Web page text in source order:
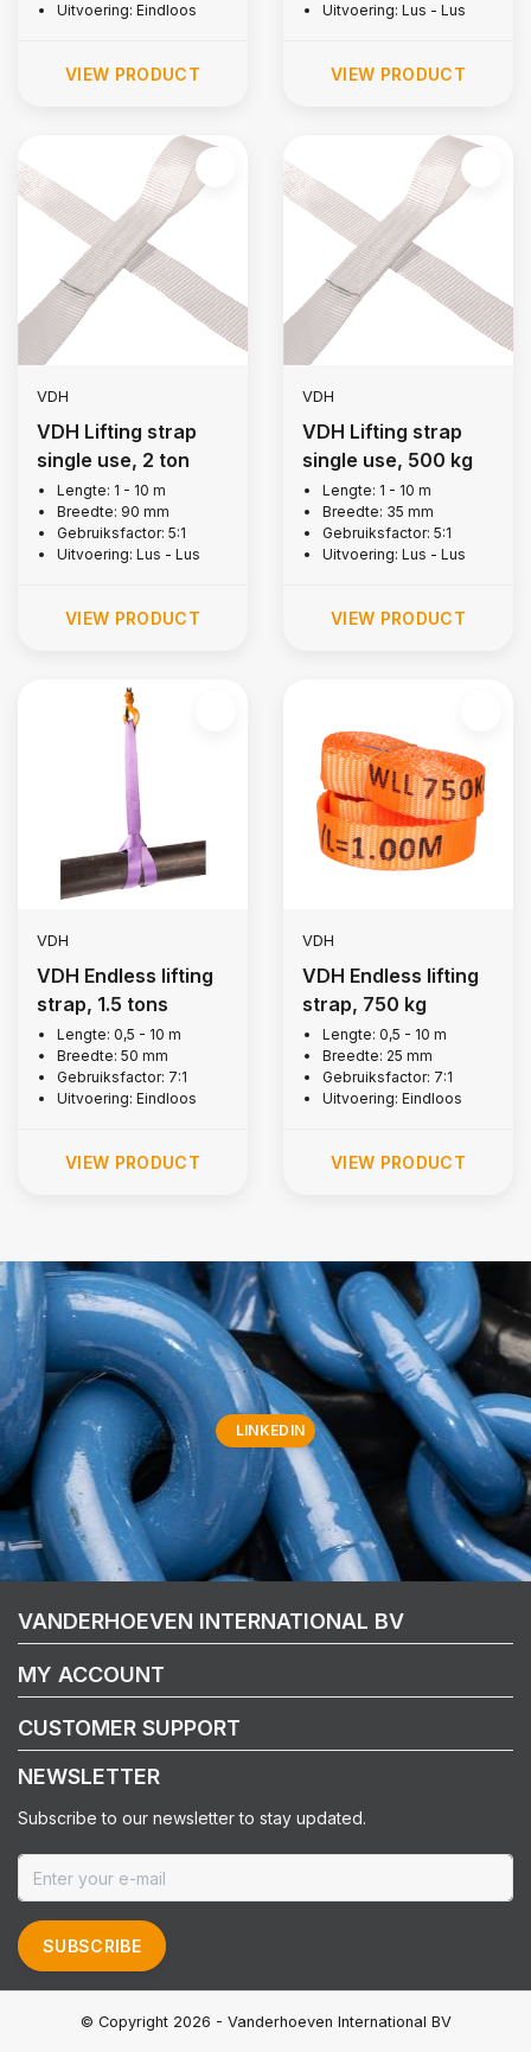
Uitvoering: Eindloos
VIEW PRODUCT
Uitvoering: Lus - Lus
VIEW PRODUCT
VDH
VDH Lifting strap
single use, 2 ton
Lengte: 1 - 10 m
Breedte: 90 mm
Gebruiksfactor: 5:1
Uitvoering: Lus - Lus
VIEW PRODUCT
VDH
VDH Lifting strap
single use, 500 kg
Lengte: 1 - 10 m
Breedte: 35 mm
Gebruiksfactor: 5:1
Uitvoering: Lus - Lus
VIEW PRODUCT
VDH
VDH Endless lifting
strap, 1.5 tons
Lengte: 0,5 - 10 m
Breedte: 50 mm
Gebruiksfactor: 7:1
Uitvoering: Eindloos
VIEW PRODUCT
VDH
VDH Endless lifting
strap, 750 kg
Lengte: 0,5 - 10 m
Breedte: 25 mm
Gebruiksfactor: 7:1
Uitvoering: Eindloos
VIEW PRODUCT
LINKEDIN
VANDERHOEVEN INTERNATIONAL BV
MY ACCOUNT
CUSTOMER SUPPORT
NEWSLETTER
Subscribe to our newsletter to stay updated.
SUBSCRIBE
© Copyright 2026 - Vanderhoeven International BV